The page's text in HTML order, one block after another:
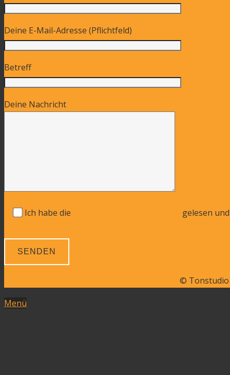
Deine E-Mail-Adresse (Pflichtfeld)
Betreff
Deine Nachricht
Ich habe die gelesen
©
Menü